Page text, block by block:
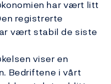
har vært litt
registrerte
vært stabil de siste
viser en
Bedriftene i vårt